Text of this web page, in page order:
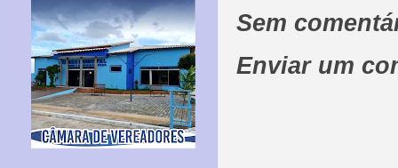
Sem
Enviar um